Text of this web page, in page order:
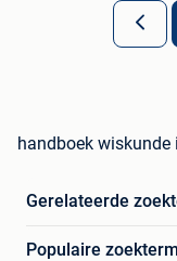
handboek wiskunde
Gerelateerde
Populaire